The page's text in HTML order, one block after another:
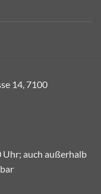
14, 7100
auch außerhalb